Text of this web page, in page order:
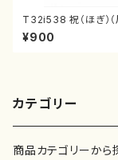
T32i538 祝（ほぎ）
池田静山/楽譜）都山
曲番:2247
¥900
カテゴリー
商品カテゴリーから